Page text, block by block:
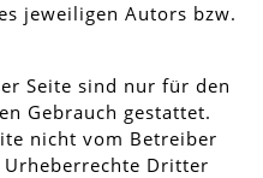
jeweiligen Autors bzw.
Seite sind nur für den
Gebrauch gestattet.
nicht vom Betreiber
Dritter